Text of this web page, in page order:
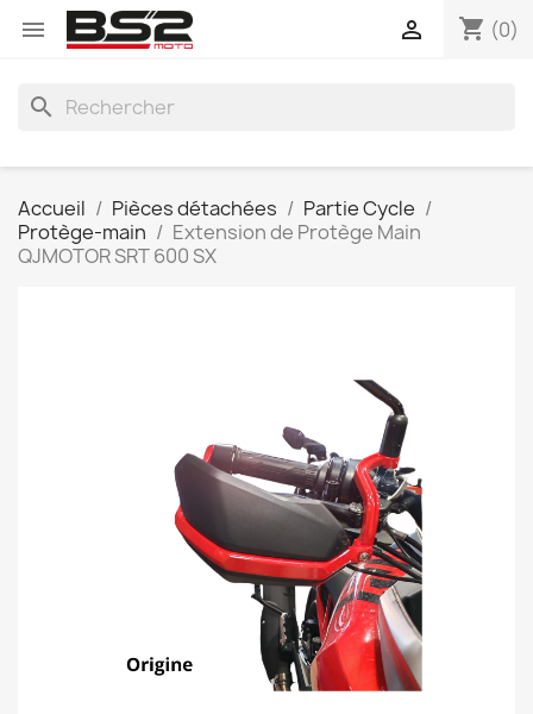
 shopping_cart (0)

search
Accueil Pièces détachées
Partie Cycle
Protège-main
Extension de Protège Main
QJMOTOR SRT 600 SX